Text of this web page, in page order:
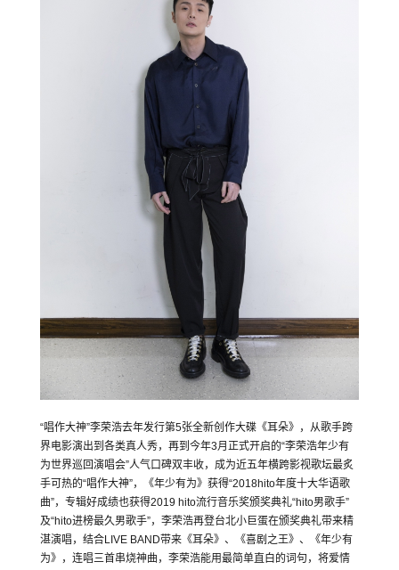
“唱作大神”李荣浩去年发行第5张全新创作大碟《耳朵》，从歌手跨
界电影演出到各类真人秀，再到今年3月正式开启的“李荣浩年少有
为世界巡回演唱会”人气口碑双丰收，成为近五年横跨影视歌坛最炙
手可热的“唱作大神”，《年少有为》获得“2018hito年度十大华语歌
曲”，专辑好成绩也获得2019 hito流行音乐奖颁奖典礼“hito男歌手”
及“hito进榜最久男歌手”，李荣浩再登台北小巨蛋在颁奖典礼带来精
湛演唱，结合LIVE BAND带来《耳朵》、《喜剧之王》、《年少有
为》，连唱三首串烧神曲，李荣浩能用最简单直白的词句，将爱情